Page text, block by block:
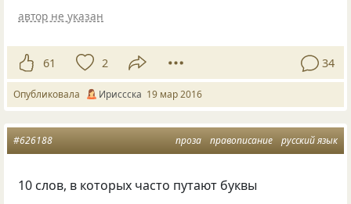
автор не указан
61 2 34
Опубликовала Ириссска 19 мар 2016
проза правописание русский язык
#626188
10 слов, в которых часто путают буквы